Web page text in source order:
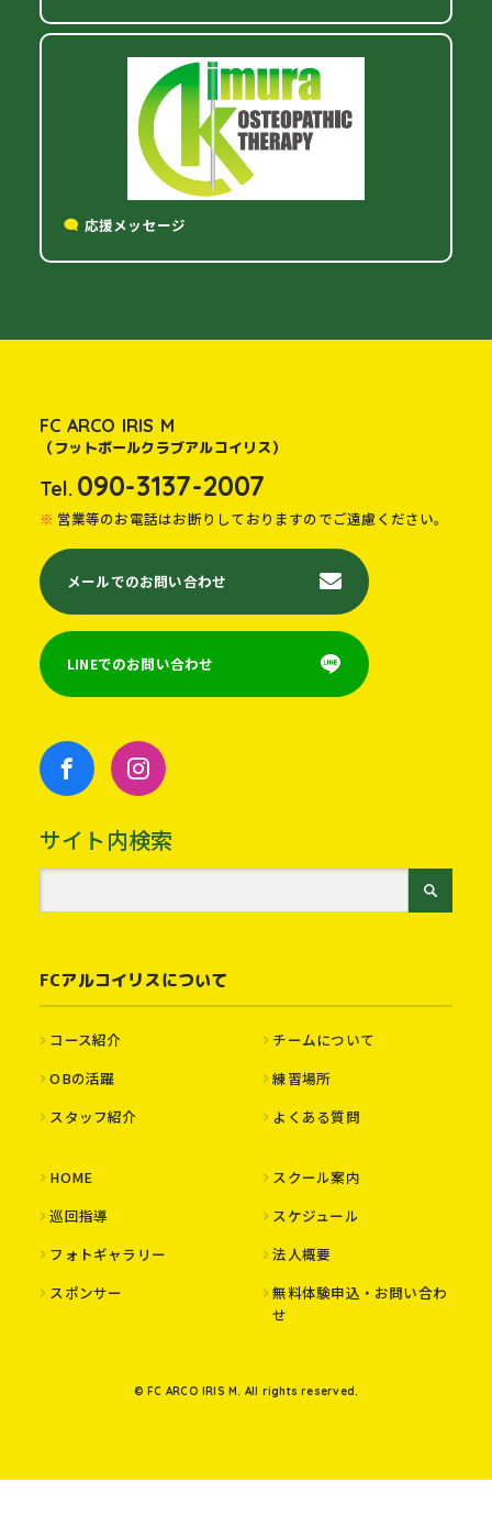
応援メッセージ
FC ARCO IRIS M
（フットボールクラブアルコイリス）
Tel. 090-3137-2007
営業等のお電話はお断りしておりますのでご遠慮ください。
メールでのお問い合わせ
LINEでのお問い合わせ
サイト内検索
FCアルコイリスについて
コース紹介
チームについて
OBの活躍
練習場所
スタッフ紹介
よくある質問
HOME
スクール案内
巡回指導
スケジュール
フォトギャラリー
法人概要
スポンサー
無料体験申込・お問い合わ
せ
© FC ARCO IRIS M. All rights reserved.